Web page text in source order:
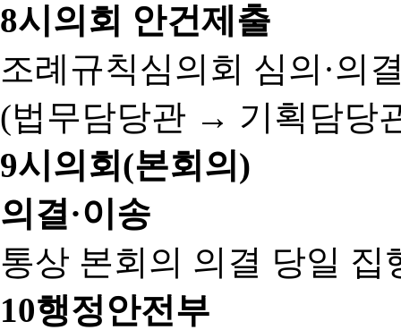
8시의회 안건제출
조례규칙심의회 심의·의
(법무담당관 → 기획담당
9시의회(본회의)
의결·이송
통상 본회의 의결 당일 집
10행정안전부